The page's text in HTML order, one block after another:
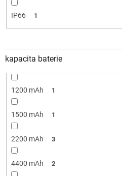
IP66 1
kapacita baterie
1200 mAh 1
1500 mAh 1
2200 mAh 3
4400 mAh 2